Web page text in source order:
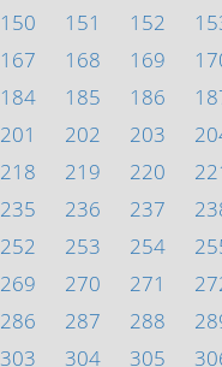
150 151 152
167 168 169
184 185 186
201 202 203
218 219 220
235 236 237
252 253 254
269 270 271
286 287 288
303 304 305